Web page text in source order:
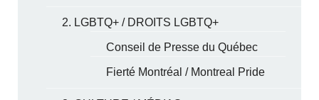
2. LGBTQ+ / DROITS LGBTQ+
Conseil de Presse du Québec
Fierté Montréal / Montreal Pride